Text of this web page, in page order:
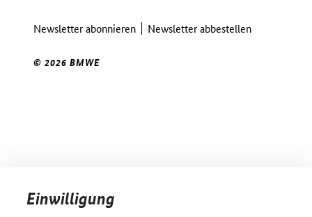
Newsletter abonnieren Newsletter abbestellen
© 2026 BMWE
Einwilligung